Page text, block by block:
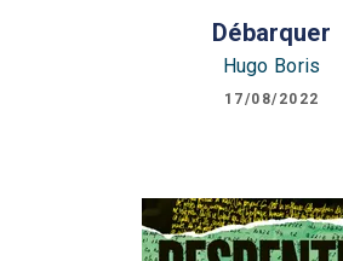
Débarquer
Hugo Boris
17/08/2022